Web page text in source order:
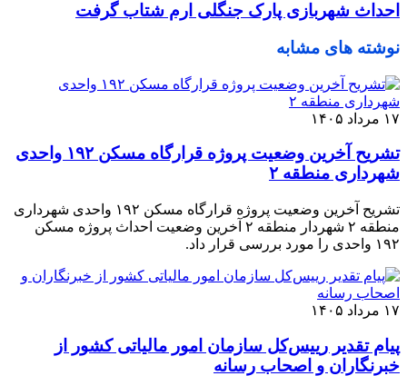
احداث شهربازی پارک جنگلی ارم شتاب گرفت
نوشته های مشابه
۱۷ مرداد ۱۴۰۵
تشریح آخرین وضعیت پروژه قرارگاه مسکن ۱۹۲ واحدی
شهرداری منطقه ۲
تشریح آخرین وضعیت پروژه قرارگاه مسکن ۱۹۲ واحدی شهرداری
منطقه ۲ شهردار منطقه ۲ آخرین وضعیت احداث پروژه مسکن
۱۹۲ واحدی را مورد بررسی قرار داد.
۱۷ مرداد ۱۴۰۵
پیام تقدیر رییس‌کل سازمان امور مالیاتی کشور از
خبرنگاران و اصحاب رسانه